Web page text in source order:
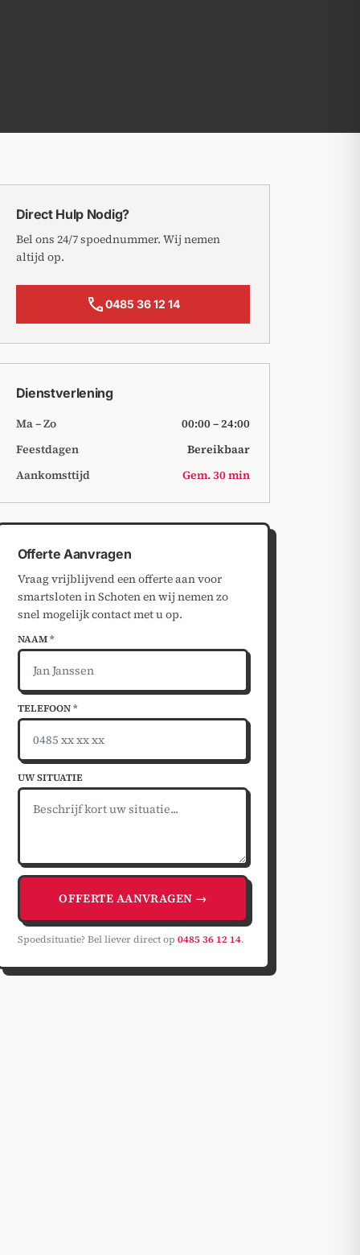
Direct Hulp Nodig?
Bel ons 24/7 spoednummer. Wij nemen
altijd op.
call0485 36 12 14
Dienstverlening
Ma – Zo
00:00 – 24:00
Feestdagen
Bereikbaar
Aankomsttijd
Gem. 30 min
Offerte Aanvragen
Vraag vrijblijvend een offerte aan voor
smartsloten in Schoten en wij nemen zo
snel mogelijk contact met u op.
NAAM *
TELEFOON *
UW SITUATIE
OFFERTE AANVRAGEN →
Spoedsituatie? Bel liever direct op 0485 36 12 14.